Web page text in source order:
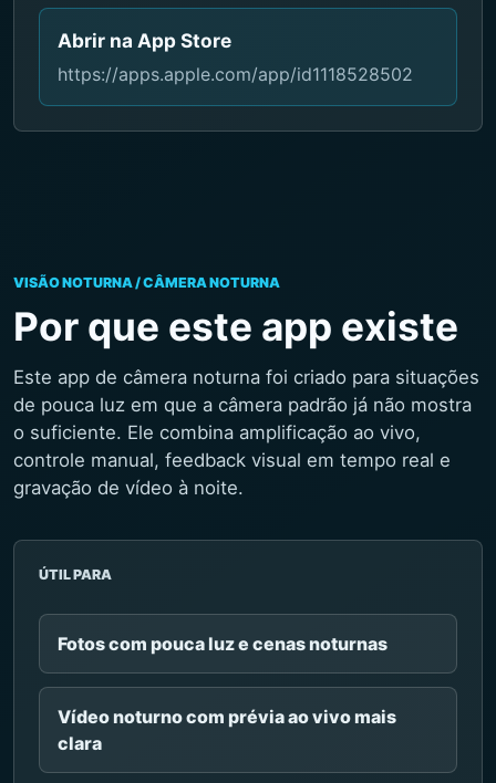
Abrir na App Store
https://apps.apple.com/app/id1118528502
VISÃO NOTURNA / CÂMERA NOTURNA
Por que este app existe
Este app de câmera noturna foi criado para situações
de pouca luz em que a câmera padrão já não mostra
o suficiente. Ele combina amplificação ao vivo,
controle manual, feedback visual em tempo real e
gravação de vídeo à noite.
ÚTIL PARA
Fotos com pouca luz e cenas noturnas
Vídeo noturno com prévia ao vivo mais
clara